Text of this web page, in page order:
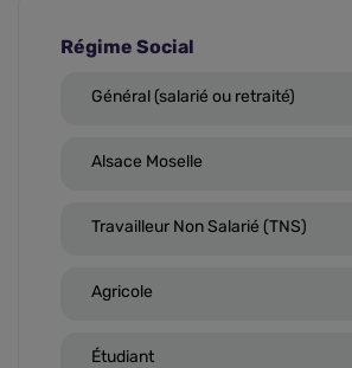
Régime Social
Général (salarié ou retraité)
Alsace Moselle
Travailleur Non Salarié (TNS)
Agricole
Étudiant